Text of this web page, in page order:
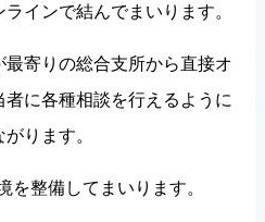
インで結んでまいります。
寄りの総合支所から直接オ
に各種相談を行えるように
ります。
を整備してまいります。